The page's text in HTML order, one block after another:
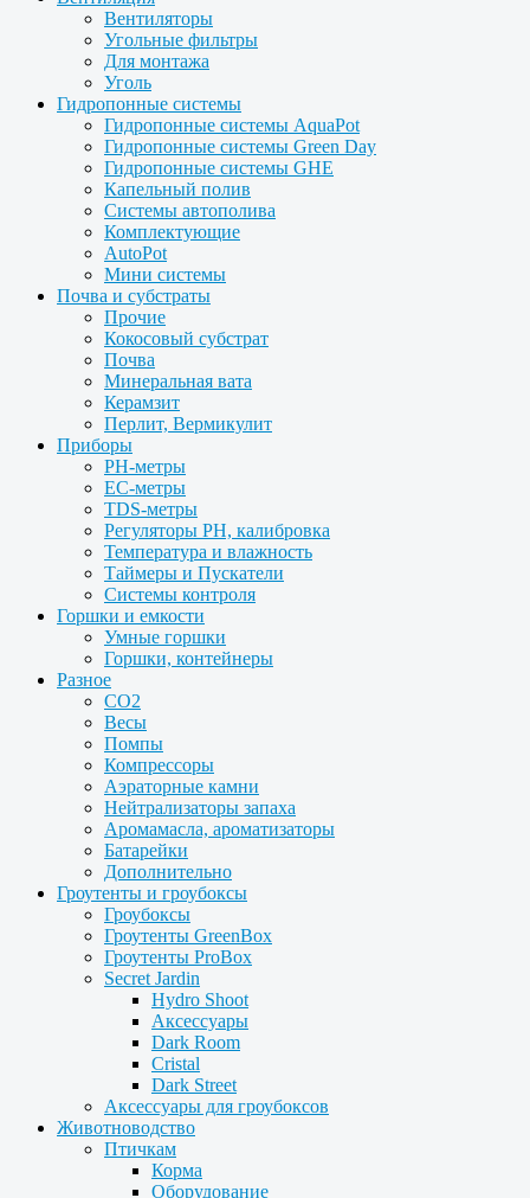
Вентиляторы
Угольные фильтры
Для монтажа
Уголь
Гидропонные системы
Гидропонные системы AquaPot
Гидропонные системы Green Day
Гидропонные системы GHE
Капельный полив
Системы автополива
Комплектующие
AutoPot
Мини системы
Почва и субстраты
Прочие
Кокосовый субстрат
Почва
Минеральная вата
Керамзит
Перлит, Вермикулит
Приборы
PH-метры
EC-метры
TDS-метры
Регуляторы PH, калибровка
Температура и влажность
Таймеры и Пускатели
Системы контроля
Горшки и емкости
Умные горшки
Горшки, контейнеры
Разное
CO2
Весы
Помпы
Компрессоры
Аэраторные камни
Нейтрализаторы запаха
Аромамасла, ароматизаторы
Батарейки
Дополнительно
Гроутенты и гроубоксы
Гроубоксы
Гроутенты GreenBox
Гроутенты ProBox
Secret Jardin
Hydro Shoot
Аксессуары
Dark Room
Cristal
Dark Street
Аксессуары для гроубоксов
Животноводство
Птичкам
Корма
Оборудование